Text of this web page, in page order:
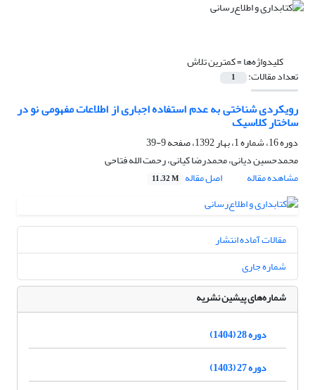
کلیدواژه‌ها =کمترین تلاش
تعداد مقالات: 1
رویکردی شناختی به عدم استفاده اجباری از اطلاعات مفهومی نو در
ساختار کلاسیک
دوره 16، شماره 1، بهار 1392، صفحه
9-39
محمدحسین دیانی، محمدرضا کیانی، رحمت الله فتاحی
مشاهده مقاله
اصل مقاله 11.32 M
مقالات آماده انتشار
شماره جاری
شماره‌های پیشین نشریه
دوره 28 (1404)
دوره 27 (1403)